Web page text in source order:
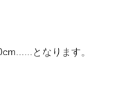
となります。